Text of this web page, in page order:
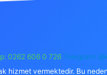
0262 606 0 726 Telegram:
hizmet vermektedir. Bu